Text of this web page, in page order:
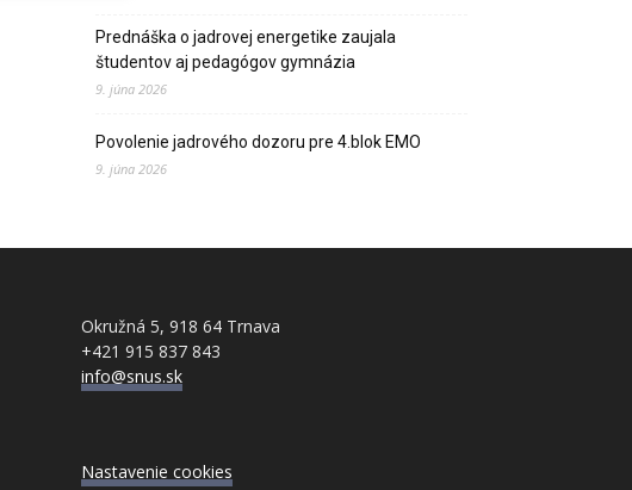
Prednáška o jadrovej energetike zaujala
študentov aj pedagógov gymnázia
9. júna 2026
Povolenie jadrového dozoru pre 4.blok EMO
9. júna 2026
Okružná 5, 918 64 Trnava
+421 915 837 843
info@snus.sk
Nastavenie cookies